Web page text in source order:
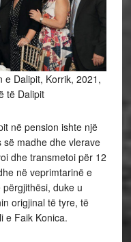
e Dalipit, Korrik, 2021,
të Dalipit
në pension ishte një
madhe dhe vlerave
dhe transmetoi për 12
në veprimtarinë e
duke u
origjinal të tyre, të
e Faik Konica.